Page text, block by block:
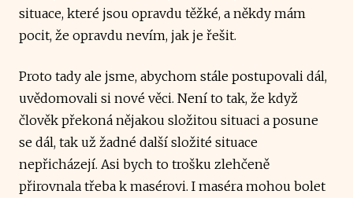
situace, které jsou opravdu těžké, a někdy mám
pocit, že opravdu nevím, jak je řešit.
Proto tady ale jsme, abychom stále postupovali dál,
uvědomovali si nové věci. Není to tak, že když
člověk překoná nějakou složitou situaci a posune
se dál, tak už žadné další složité situace
nepřicházejí. Asi bych to trošku zlehčeně
přirovnala třeba k masérovi. I maséra mohou bolet